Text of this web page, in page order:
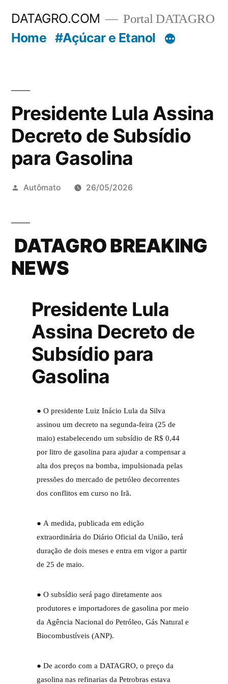
DATAGRO.COM Portal DATAGRO
Home #Açúcar e Etanol
Presidente Lula Assina
Decreto de Subsídio
para Gasolina
Publicado
Autômato 26/05/2026
DATAGRO BREAKING
NEWS
Presidente Lula
Assina Decreto de
Subsídio para
Gasolina
● O presidente Luiz Inácio Lula da Silva
assinou um decreto na segunda-feira (25 de
maio) estabelecendo um subsídio de R$ 0,44
por litro de gasolina para ajudar a compensar a
alta dos preços na bomba, impulsionada pelas
pressões do mercado de petróleo decorrentes
dos conflitos em curso no Irã.
● A medida, publicada em edição
extraordinária do Diário Oficial da União, terá
duração de dois meses e entra em vigor a partir
de 25 de maio.
● O subsídio será pago diretamente aos
produtores e importadores de gasolina por meio
da Agência Nacional do Petróleo, Gás Natural e
Biocombustíveis (ANP).
● De acordo com a DATAGRO, o preço da
gasolina nas refinarias da Petrobras estava